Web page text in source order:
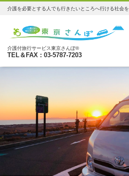
介護を必要とする人でも行きたいところへ行ける社会を
介護付旅行サービス東京さんぽ®
TEL＆FAX : 03-5787-7203